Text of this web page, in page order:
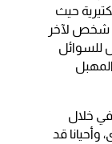
حيث
شخص لآخر
للسوائل
خلال
قد